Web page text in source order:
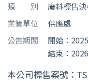
類 別
廢料標售
業管單位
供應處
公告期間
開始：
結束：
本公司標售案號：